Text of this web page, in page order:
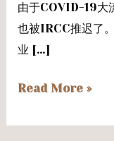
由于COVID-19大
也被IRCC推迟了
业 […]
暂
不
缺
Read More »